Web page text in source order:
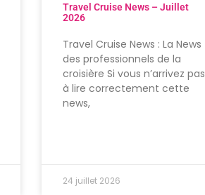
Travel Cruise News – Juillet
2026
Travel Cruise News : La News
des professionnels de la
croisière Si vous n’arrivez pas
à lire correctement cette
news,
24 juillet 2026